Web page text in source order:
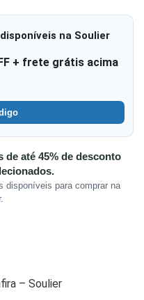
na Soulier
+ frete grátis acima
de até 45% de desconto
disponíveis para comprar na
– Soulier